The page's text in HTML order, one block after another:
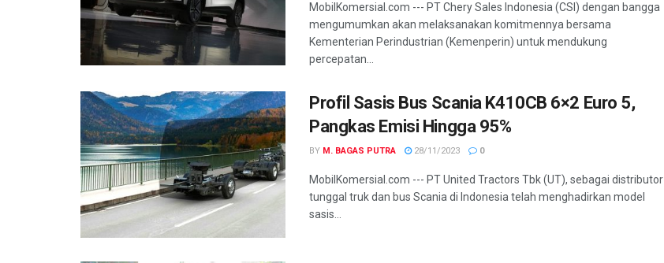
MobilKomersial.com --- PT Chery Sales Indonesia (CSI) dengan bangga
mengumumkan akan melaksanakan komitmennya bersama
Kementerian Perindustrian (Kemenperin) untuk mendukung
percepatan...
Profil Sasis Bus Scania K410CB 6×2 Euro 5,
Pangkas Emisi Hingga 95%
BY M. BAGAS PUTRA 28/11/2023 0
MobilKomersial.com --- PT United Tractors Tbk (UT), sebagai distributor
tunggal truk dan bus Scania di Indonesia telah menghadirkan model
sasis...